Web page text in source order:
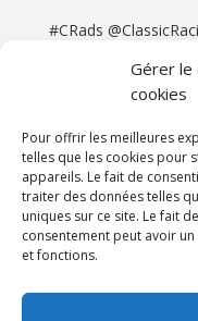
Gérer le
cookies
Pour offrir les meilleures
telles que les cookies pour
appareils. Le fait de
traiter des données telles
uniques sur ce site. Le fait
consentement peut avoir
et fonctions.
#CRads
Newsletter &